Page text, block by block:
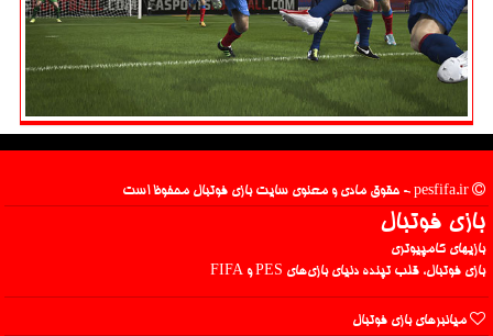
بازی فوتبال
بازیهای کامپیوتری
بازی فوتبال، قلب تپنده دنیای بازی‌های PES و FIFA
میانبرهای بازی فوتبال